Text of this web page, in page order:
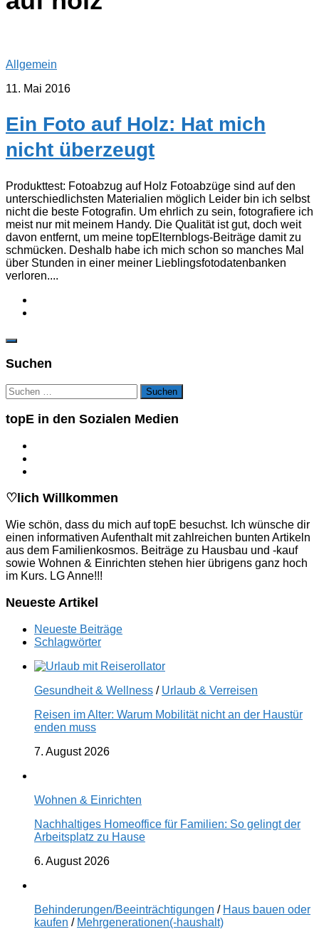
Allgemein
11. Mai 2016
Ein Foto auf Holz: Hat mich
nicht überzeugt
Produkttest: Fotoabzug auf Holz Fotoabzüge sind auf den
unterschiedlichsten Materialien möglich Leider bin ich selbst
nicht die beste Fotografin. Um ehrlich zu sein, fotografiere ich
meist nur mit meinem Handy. Die Qualität ist gut, doch weit
davon entfernt, um meine topElternblogs-Beiträge damit zu
schmücken. Deshalb habe ich mich schon so manches Mal
über Stunden in einer meiner Lieblingsfotodatenbanken
verloren....
Suchen
Suchen
nach:
topE in den Sozialen Medien
♡lich Willkommen
Wie schön, dass du mich auf topE besuchst. Ich wünsche dir
einen informativen Aufenthalt mit zahlreichen bunten Artikeln
aus dem Familienkosmos. Beiträge zu Hausbau und -kauf
sowie Wohnen & Einrichten stehen hier übrigens ganz hoch
im Kurs. LG Anne!!!
Neueste Artikel
Neueste Beiträge
Schlagwörter
Gesundheit & Wellness / Urlaub & Verreisen
Reisen im Alter: Warum Mobilität nicht an der Haustür
enden muss
7. August 2026
Wohnen & Einrichten
Nachhaltiges Homeoffice für Familien: So gelingt der
Arbeitsplatz zu Hause
6. August 2026
Behinderungen/Beeinträchtigungen / Haus bauen oder
kaufen / Mehrgenerationen(-haushalt)